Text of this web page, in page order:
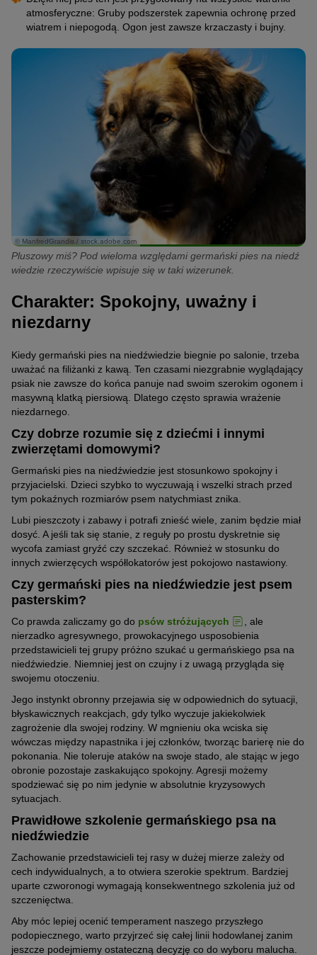
atmosferyczne: Gruby podszerstek zapewnia ochronę przed
wiatrem i niepogodą. Ogon jest zawsze krzaczasty i bujny.
© ManfredGrandis / stock.adobe.com
Pluszowy miś? Pod wieloma względami germański pies na niedź
wiedzie rzeczywiście wpisuje się w taki wizerunek.
Charakter: Spokojny, uważny i
niezdarny
Kiedy germański pies na niedźwiedzie biegnie po salonie, trzeba
uważać na filiżanki z kawą. Ten czasami niezgrabnie wyglądający
psiak nie zawsze do końca panuje nad swoim szerokim ogonem i
masywną klatką piersiową. Dlatego często sprawia wrażenie
niezdarnego.
Czy dobrze rozumie się z dziećmi i innymi
zwierzętami domowymi?
Germański pies na niedźwiedzie jest stosunkowo spokojny i
przyjacielski. Dzieci szybko to wyczuwają i wszelki strach przed
tym pokaźnych rozmiarów psem natychmiast znika.
Lubi pieszczoty i zabawy i potrafi znieść wiele, zanim będzie miał
dosyć. A jeśli tak się stanie, z reguły po prostu dyskretnie się
wycofa zamiast gryźć czy szczekać. Również w stosunku do
innych zwierzęcych współlokatorów jest pokojowo nastawiony.
Czy germański pies na niedźwiedzie jest psem
pasterskim?
Co prawda zaliczamy go do psów stróżujących
, ale
nierzadko agresywnego, prowokacyjnego usposobienia
przedstawicieli tej grupy próżno szukać u germańskiego psa na
niedźwiedzie. Niemniej jest on czujny i z uwagą przygląda się
swojemu otoczeniu.
Jego instynkt obronny przejawia się w odpowiednich do sytuacji,
błyskawicznych reakcjach, gdy tylko wyczuje jakiekolwiek
zagrożenie dla swojej rodziny. W mgnieniu oka wciska się
wówczas między napastnika i jej członków, tworząc barierę nie do
pokonania. Nie toleruje ataków na swoje stado, ale stając w jego
obronie pozostaje zaskakująco spokojny. Agresji możemy
spodziewać się po nim jedynie w absolutnie kryzysowych
sytuacjach.
Prawidłowe szkolenie germańskiego psa na
niedźwiedzie
Zachowanie przedstawicieli tej rasy w dużej mierze zależy od
cech indywidualnych, a to otwiera szerokie spektrum. Bardziej
uparte czworonogi wymagają konsekwentnego szkolenia już od
szczenięctwa.
Aby móc lepiej ocenić temperament naszego przyszłego
podopiecznego, warto przyjrzeć się całej linii hodowlanej zanim
jeszcze podejmiemy ostateczną decyzję co do wyboru malucha.